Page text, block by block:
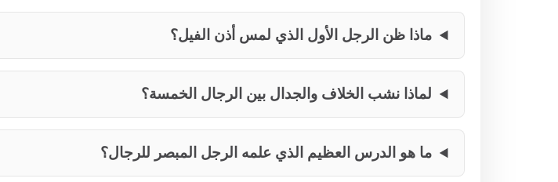
ماذا ظن الرجل الأول الذي لمس أذن الفيل؟
لماذا نشب الخلاف والجدال بين الرجال الخمسة؟
ما هو الدرس العظيم الذي علمه الرجل المبصر للرجال؟